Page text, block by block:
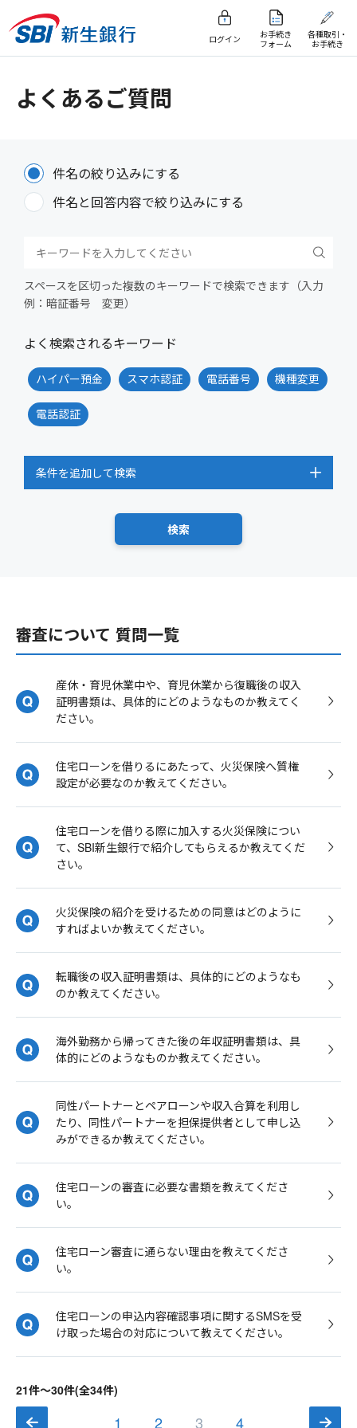
ログイン
お手続き
フォーム
各種取引・
お手続き
よくあるご質問
件名の絞り込みにする
件名と回答内容で絞り込みにする
スペースを区切った複数のキーワードで検索できます（入力
例：暗証番号 変更）
よく検索されるキーワード
ハイパー預金 スマホ認証 電話番号 機種変更
電話認証
条件を追加して検索
審査について 質問一覧
産休・育児休業中や、育児休業から復職後の収入
証明書類は、具体的にどのようなものか教えてく
ださい。
住宅ローンを借りるにあたって、火災保険へ質権
設定が必要なのか教えてください。
住宅ローンを借りる際に加入する火災保険につい
て、SBI新生銀行で紹介してもらえるか教えてくだ
さい。
火災保険の紹介を受けるための同意はどのように
すればよいか教えてください。
転職後の収入証明書類は、具体的にどのようなも
のか教えてください。
海外勤務から帰ってきた後の年収証明書類は、具
体的にどのようなものか教えてください。
同性パートナーとペアローンや収入合算を利用し
たり、同性パートナーを担保提供者として申し込
みができるか教えてください。
住宅ローンの審査に必要な書類を教えてくださ
い。
住宅ローン審査に通らない理由を教えてくださ
い。
住宅ローンの申込内容確認事項に関するSMSを受
け取った場合の対応について教えてください。
21件～30件(全34件)
1 2 3 4